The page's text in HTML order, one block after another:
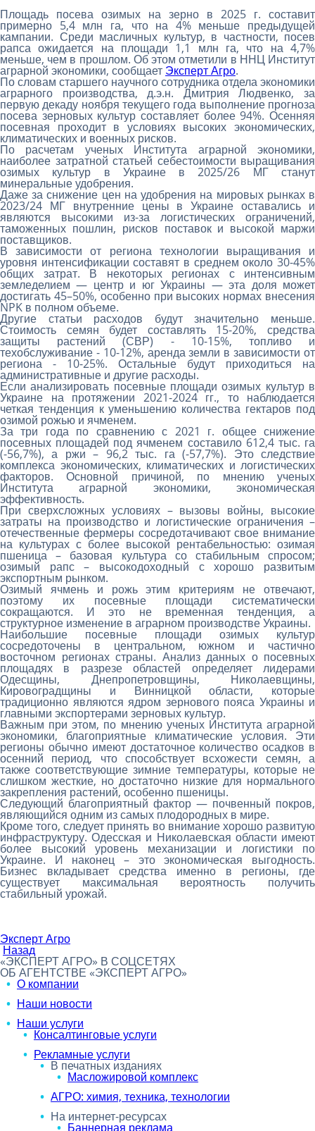
Площадь посева озимых на зерно в 2025 г. составит
примерно 5,4 млн га, что на 4% меньше предыдущей
кампании. Среди масличных культур, в частности, посев
рапса ожидается на площади 1,1 млн га, что на 4,7%
меньше, чем в прошлом. Об этом отметили в ННЦ Институт
аграрной экономики, сообщает Эксперт Агро.
По словам старшего научного сотрудника отдела экономики
аграрного производства, д.э.н. Дмитрия Людвенко, за
первую декаду ноября текущего года выполнение прогноза
посева зерновых культур составляет более 94%. Осенняя
посевная проходит в условиях высоких экономических,
климатических и военных рисков.
По расчетам ученых Института аграрной экономики,
наиболее затратной статьей себестоимости выращивания
озимых культур в Украине в 2025/26 МГ станут
минеральные удобрения.
Даже за снижение цен на удобрения на мировых рынках в
2023/24 МГ внутренние цены в Украине оставались и
являются высокими из-за логистических ограничений,
таможенных пошлин, рисков поставок и высокой маржи
поставщиков.
В зависимости от региона технологии выращивания и
уровня интенсификации составят в среднем около 30-45%
общих затрат. В некоторых регионах с интенсивным
земледелием — центр и юг Украины — эта доля может
достигать 45–50%, особенно при высоких нормах внесения
NPK в полном объеме.
Другие статьи расходов будут значительно меньше.
Стоимость семян будет составлять 15-20%, средства
защиты растений (СВР) - 10-15%, топливо и
техобслуживание - 10-12%, аренда земли в зависимости от
региона - 10-25%. Остальные будут приходиться на
административные и другие расходы.
Если анализировать посевные площади озимых культур в
Украине на протяжении 2021-2024 гг., то наблюдается
четкая тенденция к уменьшению количества гектаров под
озимой рожью и ячменем.
За три года по сравнению с 2021 г. общее снижение
посевных площадей под ячменем составило 612,4 тыс. га
(-56,7%), а ржи – 96,2 тыс. га (-57,7%). Это следствие
комплекса экономических, климатических и логистических
факторов. Основной причиной, по мнению ученых
Института аграрной экономики, экономическая
эффективность.
При сверхсложных условиях – вызовы войны, высокие
затраты на производство и логистические ограничения –
отечественные фермеры сосредотачивают свое внимание
на культурах с более высокой рентабельностью: озимая
пшеница – базовая культура со стабильным спросом;
озимый рапс – высокодоходный с хорошо развитым
экспортным рынком.
Озимый ячмень и рожь этим критериям не отвечают,
поэтому их посевные площади систематически
сокращаются. И это не временная тенденция, а
структурное изменение в аграрном производстве Украины.
Наибольшие посевные площади озимых культур
сосредоточены в центральном, южном и частично
восточном регионах страны. Анализ данных о посевных
площадях в разрезе областей определяет лидерами
Одесщины, Днепропетровщины, Николаевщины,
Кировоградщины и Винницкой области, которые
традиционно являются ядром зернового пояса Украины и
главными экспортерами зерновых культур.
Важным при этом, по мнению ученых Института аграрной
экономики, благоприятные климатические условия. Эти
регионы обычно имеют достаточное количество осадков в
осенний период, что способствует всхожести семян, а
также соответствующие зимние температуры, которые не
слишком жесткие, но достаточно низкие для нормального
закрепления растений, особенно пшеницы.
Следующий благоприятный фактор — почвенный покров,
являющийся одним из самых плодородных в мире.
Кроме того, следует принять во внимание хорошо развитую
инфраструктуру. Одесская и Николаевская области имеют
более высокий уровень механизации и логистики по
Украине. И наконец – это экономическая выгодность.
Бизнес вкладывает средства именно в регионы, где
существует максимальная вероятность получить
стабильный урожай.
Эксперт Агро
Назад
«ЭКСПЕРТ АГРО» В СОЦСЕТЯХ
ОБ АГЕНТСТВЕ «ЭКСПЕРТ АГРО»
О компании
Наши новости
Наши услуги
Консалтинговые услуги
Рекламные услуги
В печатных изданиях
Масложировой комплекс
АГРО: химия, техника, технологии
На интернет-ресурсах
Баннерная реклама